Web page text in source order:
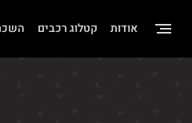
לֵב:
בְּאֲתָר
אודות קטלוג רכבים